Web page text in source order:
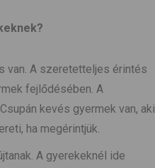
van. A szeretetteljes érintés
fejlődésében. A
kevés gyermek van, aki
ha megérintjük.
A gyerekeknél ide